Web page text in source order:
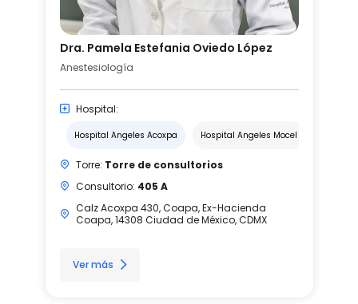
Dra. Pamela Estefania Oviedo López
Anestesiología
Hospital:
Hospital Angeles Acoxpa Hospital Angeles Mocel
Torre: Torre de consultorios
Consultorio: 405 A
Calz Acoxpa 430, Coapa, Ex-Hacienda
Coapa, 14308 Ciudad de México, CDMX
Ver más